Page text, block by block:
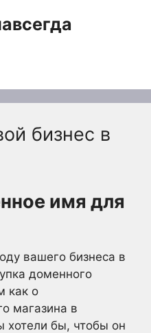
бизнес в
имя для
вашего бизнеса в
доменного
как о
магазина в
хотели бы, чтобы он